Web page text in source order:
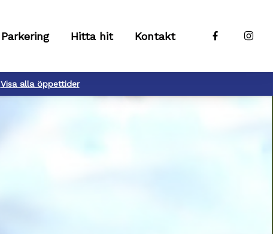
Parkering Hitta hit Kontakt
Visa alla öppettider